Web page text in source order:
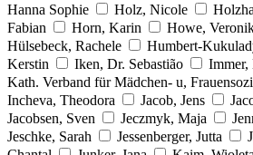
Hanna Sophie
Holz, Nicole
Fabian
Horn, Karin Howe,
Hülsebeck, Rachele
Humbert-
Kerstin
Iken, Dr. Sebastião
Kath. Verband für Mädchen- u,
Incheva, Theodora
Jacob, Jens
Jacobsen, Sven
Jeczmyk, Maja
Jeschke, Sarah
Jessenberger, Jutta